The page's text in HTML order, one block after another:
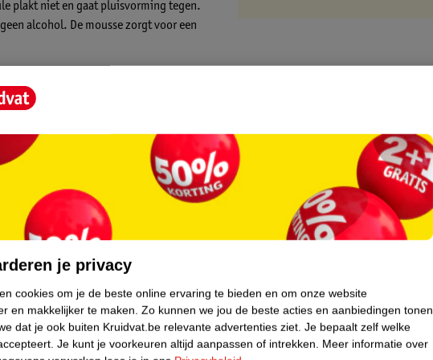
plakt niet en gaat pluisvorming tegen.
alcohol. De mousse zorgt voor een
een bolletje schuim op je hand. Breng
je privacy
cookies om je de beste online ervaring te bieden en om onze website
en makkelijker te maken. Zo kunnen we jou de beste acties en aanbiedingen tonen
dat je ook buiten Kruidvat.be relevante advertenties ziet. Je bepaalt zelf welke
Je kunt je voorkeuren altijd aanpassen of intrekken. Meer informatie over